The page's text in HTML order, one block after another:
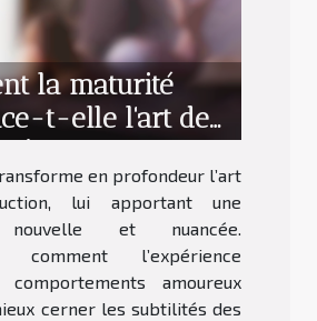
la maturité
t-elle l'art de
?
en profondeur l’art
lui apportant une
nouvelle et nuancée.
comment l’expérience
amoureux
cerner les subtilités des